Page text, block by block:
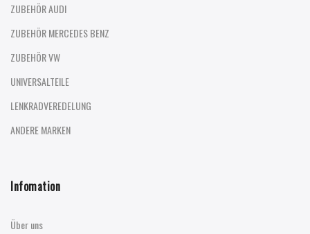
ZUBEHÖR AUDI
ZUBEHÖR MERCEDES BENZ
ZUBEHÖR VW
UNIVERSALTEILE
LENKRADVEREDELUNG
ANDERE MARKEN
Infomation
Über uns